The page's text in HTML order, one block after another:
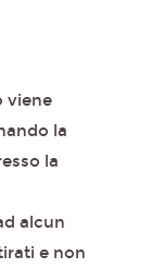
viene
la
la
alcun
e non